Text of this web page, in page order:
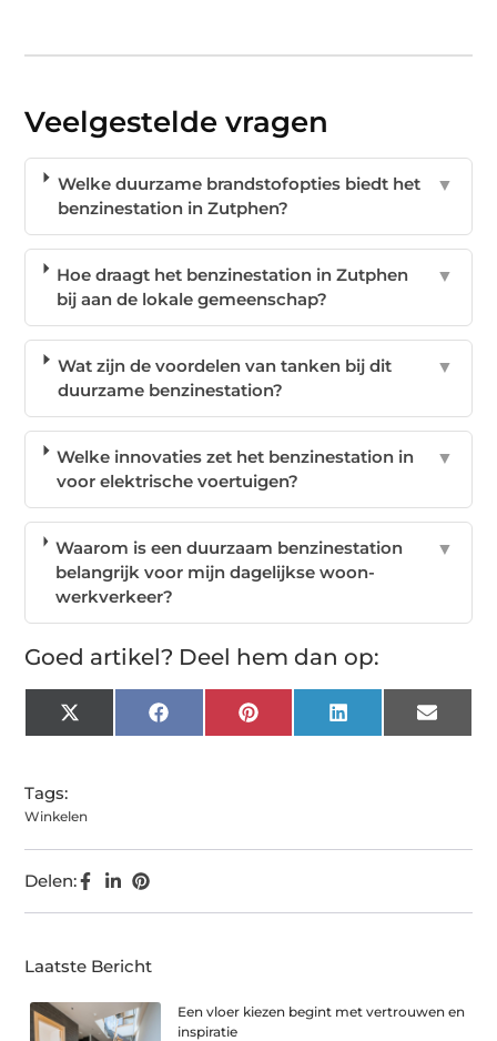
Veelgestelde vragen
Welke duurzame brandstofopties biedt het
benzinestation in Zutphen?
▼
Hoe draagt het benzinestation in Zutphen
bij aan de lokale gemeenschap?
▼
Wat zijn de voordelen van tanken bij dit
duurzame benzinestation?
▼
Welke innovaties zet het benzinestation in
voor elektrische voertuigen?
▼
Waarom is een duurzaam benzinestation
belangrijk voor mijn dagelijkse woon-
werkverkeer?
▼
Goed artikel? Deel hem dan op:
X
(Twitter)
FacebookPinterest LinkedIn Email
Tags:
Winkelen
Delen:
Laatste Bericht
Een vloer kiezen begint met vertrouwen en
inspiratie